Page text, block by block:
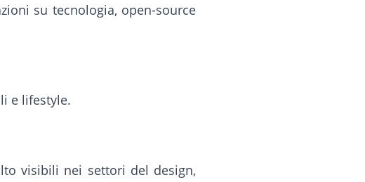
su tecnologia, open-source
e lifestyle.
visibili nei settori del design,